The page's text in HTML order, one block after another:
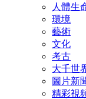
人體生
環境
藝術
文化
考古
大千世
圖片新
精彩視